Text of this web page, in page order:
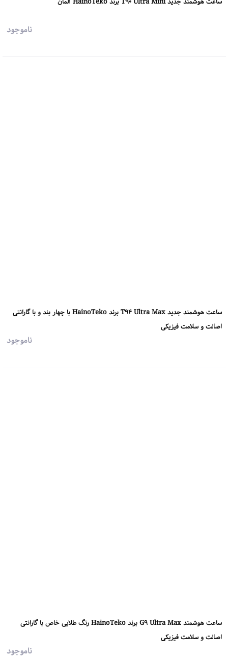
ناموجود
ساعت هوشمند جدید T94 Ultra Max برند HainoTeko با چهار بند و با گارانتی
اصالت و سلامت فیزیکی
ناموجود
ساعت هوشمند G9 Ultra Max برند HainoTeko رنگ طلایی خاص با گارانتی
اصالت و سلامت فیزیکی
ناموجود